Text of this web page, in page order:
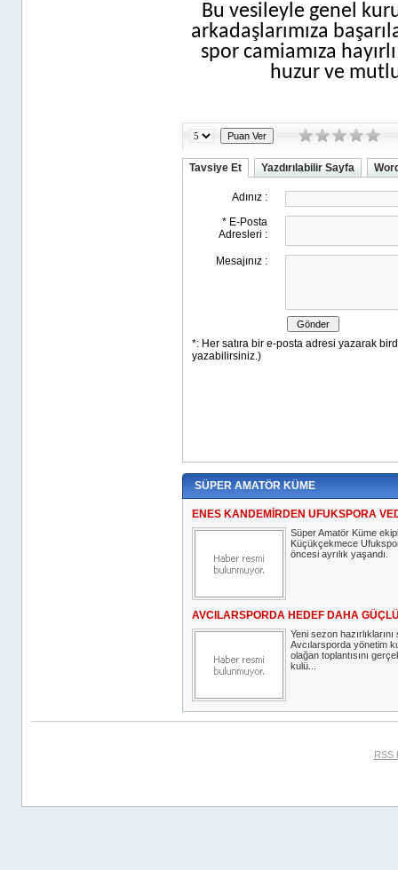
Bu vesileyle genel
arkadaşlarımıza
spor camiamıza
huzur ve
Tavsiye Et Yazdırılabilir Sayfa
SÜPER AMATÖR KÜME
ENES KANDEMİRDEN UFUKSPORA
Süper Amatör Küme
Küçükçekmece
öncesi ayrılık yaşandı.
AVCILARSPORDA HEDEF DAHA
Yeni sezon
Avcılarsporda yönetim
olağan toplantısını
kulü...
RSS